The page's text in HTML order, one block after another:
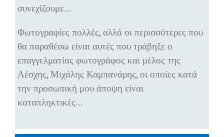
συνεχίζουμε…
Φωτογραφίες πολλές, αλλά οι περισσότερες που
θα παραθέσω είναι αυτές που τράβηξε ο
επαγγελματίας φωτογράφος και μέλος της
Λέσχης, Μιχάλης Καμπανάρης, οι οποίες κατά
την προσωπική μου άποψη είναι
καταπληκτικές…